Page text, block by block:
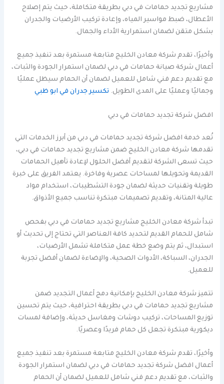
مشاريع تجديد حمامات في دبي بطريقة متكاملة، حيث يتم إصلاح
الأعطال، ضبط مواسير المياه، وإعادة تركيب الأرضيات والجدران
بشكل متقن لضمان استمرارية الأداء والجمال.
وأخيرًا، تقدم شركة معادن الخليج متابعة مستمرة بعد تنفيذ جميع
أعمال شركة صيانة حمامات في دبي لضمان استمرار الجودة والثبات،
مع تقديم دعم فني شامل للعميل لضمان أن الحمام سيظل عمليًا
وجماليًا وعمليًا على المدى الطويل. تكسير جدران في ابو ظبي
افضل شركة تجديد حمامات في دبي
تُعد خدمة افضل شركة تجديد حمامات في دبي من أبرز الخدمات التي
تقدمها شركة معادن الخليج ضمن مشاريع تجديد حمامات في دبي،
حيث تسعى الشركة لتقديم أفضل الحلول لإعادة تأهيل الحمامات
القديمة وتحويلها لمساحات عصرية وفاخرة. يعتمد الفريق على خبرة
طويلة وتقنيات حديثة لضمان جودة التشطيبات، استخدام مواد
عالية المتانة، وتقديم تصميمات مبتكرة تناسب جميع الأذواق.
تبدأ شركة معادن الخليج مشاريع تجديد حمامات في دبي بفحص
شامل للحمام القديم لتحديد كافة العناصر التي تحتاج إلى تحديث أو
استبدال، ثم يتم وضع خطة عمل متكاملة تشمل الأرضيات،
الجدران، السباكة، الأدوات الصحية، والإضاءة لضمان أفضل تجربة
للعميل.
تتميز شركة معادن الخليج بإمكانية دمج أعمال التجديد ضمن
مشاريع تجديد حمامات في دبي بطريقة احترافية، حيث يتم تحسين
توزيع المساحات، تركيب دوشات ومغاسل حديثة، وإضافة لمسات
ديكورية مبتكرة تجعل كل حمام فريدًا وعصريًا.
وأخيرًا، تقدم شركة معادن الخليج متابعة مستمرة بعد تنفيذ جميع
أعمال افضل شركة تجديد حمامات في دبي لضمان استمرار الجودة
والثبات، مع تقديم دعم فني شامل للعميل لضمان أن الحمام